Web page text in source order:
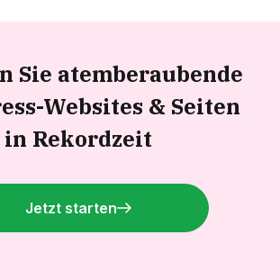
Sie atemberaubende
Websites & Seiten
in Rekordzeit
Jetzt starten